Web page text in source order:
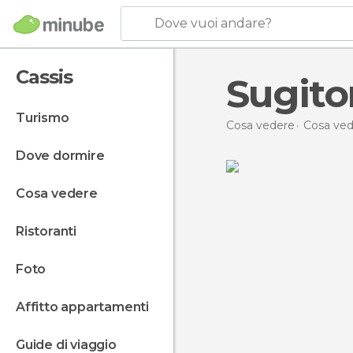
Dove vuoi andare?
Cassis
turismo
dove dormire
cosa vedere
ristoranti
foto
affitto appartamenti
guide di viaggio
Cosa vedere Cosa